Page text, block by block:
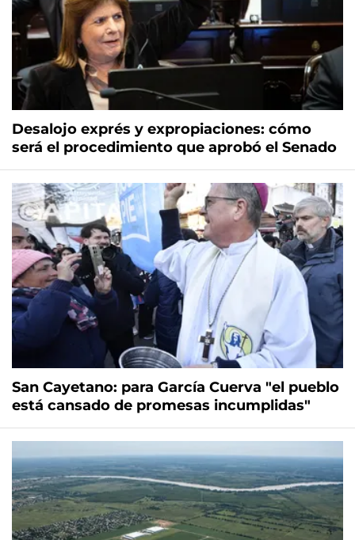
Desalojo exprés y expropiaciones: cómo
será el procedimiento que aprobó el Senado
San Cayetano: para García Cuerva "el pueblo
está cansado de promesas incumplidas"